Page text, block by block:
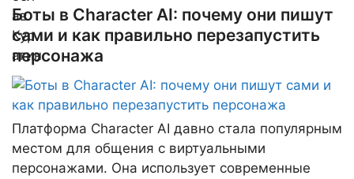
Боты в Character AI: почему они пишут
сами и как правильно перезапустить
персонажа
Платформа Character AI давно стала популярным
местом для общения с виртуальными
персонажами. Она использует современные